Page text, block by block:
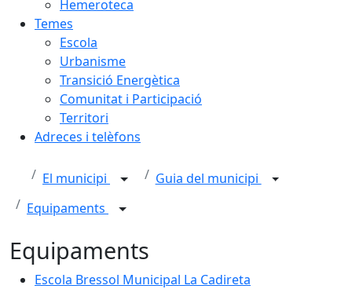
Hemeroteca
Temes
Escola
Urbanisme
Transició Energètica
Comunitat i Participació
Territori
Adreces i telèfons
El municipi
Guia del municipi
Equipaments
Equipaments
Escola Bressol Municipal La Cadireta